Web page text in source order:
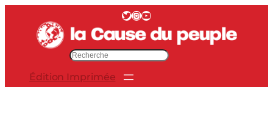
contenu
Twitter InstagramYouTube
Édition Imprimée